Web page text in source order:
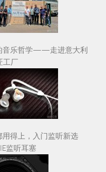
音乐哲学——走进意大利
工厂
用得上，入门监听新选
监听耳塞